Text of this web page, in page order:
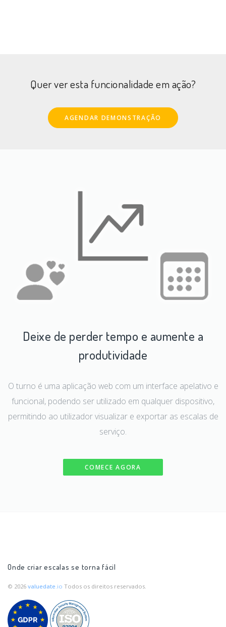
Quer ver esta funcionalidade em ação?
AGENDAR DEMONSTRAÇÃO
Deixe de perder tempo e aumente a
produtividade
O turno é uma aplicação web com um interface apelativo e
funcional, podendo ser utilizado em qualquer dispositivo,
permitindo ao utilizador visualizar e exportar as escalas de
serviço.
COMECE AGORA
Onde criar escalas se torna fácil
© 2026 valuedate.io Todos os direitos reservados.